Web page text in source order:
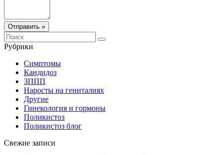
Отправить »
Рубрики
Симптомы
Кандидоз
ЗППП
Наросты на гениталиях
Другие
Гинекология и гормоны
Поликистоз
Поликистоз блог
Свежие записи